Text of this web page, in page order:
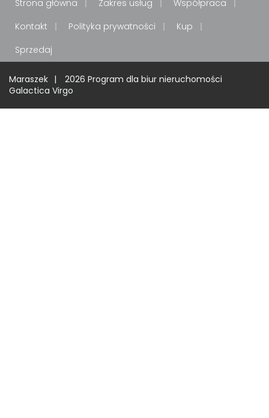
Strona główna Zakres usług
Współpraca
Kontakt
Polityka prywatności
Kup
Sprzedaj
Maraszek 2026 Program dla biur nieruchomości
Galactica Virgo